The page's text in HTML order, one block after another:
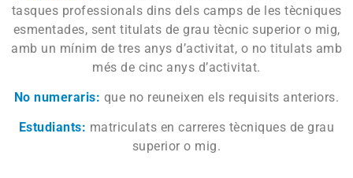
tasques professionals dins dels camps de les tècniques
esmentades, sent titulats de grau tècnic superior o mig,
amb un mínim de tres anys d’activitat, o no titulats amb
més de cinc anys d’activitat.
No numeraris: que no reuneixen els requisits anteriors.
Estudiants: matriculats en carreres tècniques de grau
superior o mig.